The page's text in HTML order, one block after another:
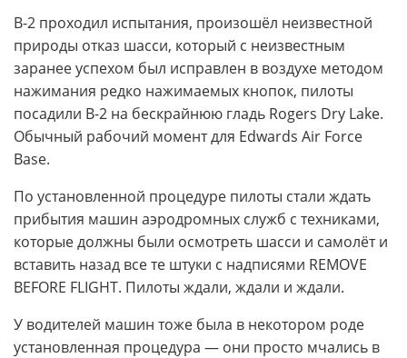
B-2 проходил испытания, произошёл неизвестной
природы отказ шасси, который с неизвестным
заранее успехом был исправлен в воздухе методом
нажимания редко нажимаемых кнопок, пилоты
посадили B-2 на бескрайнюю гладь Rogers Dry Lake.
Обычный рабочий момент для Edwards Air Force
Base.
По установленной процедуре пилоты стали ждать
прибытия машин аэродромных служб с техниками,
которые должны были осмотреть шасси и самолёт и
вставить назад все те штуки с надписями REMOVE
BEFORE FLIGHT. Пилоты ждали, ждали и ждали.
У водителей машин тоже была в некотором роде
установленная процедура — они просто мчались в